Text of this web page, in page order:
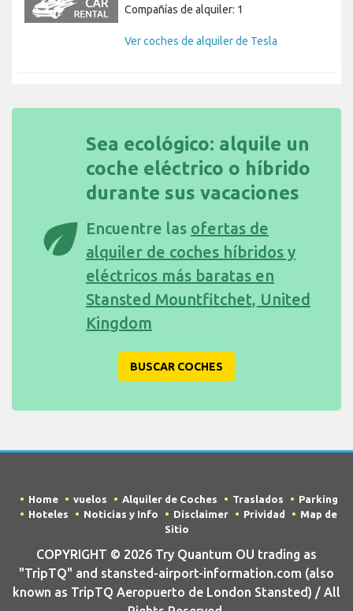
Compañías de alquiler: 1
Ver coches de alquiler de Tesla
eco
Sea ecológico: alquile un
coche eléctrico o híbrido
durante sus vacaciones
Encuentre las ofertas de
alquiler de coches híbridos y
eléctricos más baratas en
Stansted Mountfitchet, United
Kingdom
BUSCAR COCHES
Home vuelos Alquiler de Coches Traslados
Parking
Hoteles
Noticias y Info Disclaimer Prividad
Map de
Sitio
COPYRIGHT © 2026 Try Quantum OU trading as
"TripTQ" and stansted-airport-information.com (also
known as TripTQ Aeropuerto de London Stansted) / All